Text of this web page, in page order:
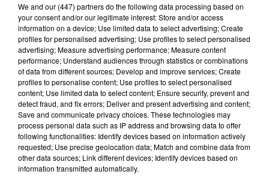
Lecture (2 min 19 sec)
100%
Les infos du Tarn et Garonne
We and our (447) partnersdo the following data processing based on
your consent and/or our legitimate interest: Store and/or access
information on a device; Use limited data to select advertising; Create
profiles for personalised advertising; Use profiles to select personalised
advertising; Measure advertising performance; Measure content
performance; Understand audiences through statistics or combinations
of data from different sources; Develop and improve services; Create
profiles to personalise content; Use profiles to select personalised
content; Use limited data to select content; Ensure security, prevent and
detect fraud, and fix errors; Deliver and present advertising and content;
Save and communicate privacy choices. These technologies may
process personal data such as IP address and browsing data to offer
following functionalities: Identify devices based on information actively
requested; Use precise geolocation data; Match and combine data from
other data sources; Link different devices; Identify devices based on
information transmitted automatically.